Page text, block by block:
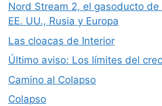
Nord Stream 2, el gasoducto
EE. UU., Rusia y Europa
Las cloacas de Interior
Último aviso: Los límites del
Camino al Colapso
Colapso